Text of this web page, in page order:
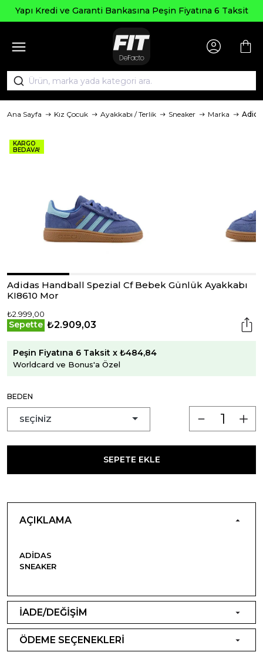
Yapı Kredi ve Garanti Bankasına Peşin Fiyatına 6 Taksit
Ana Sayfa Kız Çocuk Ayakkabı / Terlik Sneaker Marka
KARGO
BEDAVA!
Adidas Handball Spezial Cf Bebek Günlük Ayakkabı
KI8610 Mor
₺2.999,00
Sepette ₺2.909,03
Peşin Fiyatına 6 Taksit x ₺484,84
Worldcard ve Bonus'a Özel
BEDEN
SEPETE EKLE
AÇIKLAMA
ADIDAS
SNEAKER
İADE/DEĞİŞİM
ÖDEME SEÇENEKLERİ